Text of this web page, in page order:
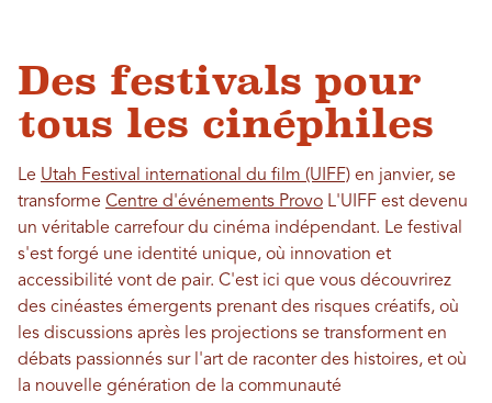
Des festivals pour
tous les cinéphiles
Le Utah Festival international du film (UIFF) en janvier, se
transforme Centre d'événements Provo L'UIFF est devenu
un véritable carrefour du cinéma indépendant. Le festival
s'est forgé une identité unique, où innovation et
accessibilité vont de pair. C'est ici que vous découvrirez
des cinéastes émergents prenant des risques créatifs, où
les discussions après les projections se transforment en
débats passionnés sur l'art de raconter des histoires, et où
la nouvelle génération de la communauté